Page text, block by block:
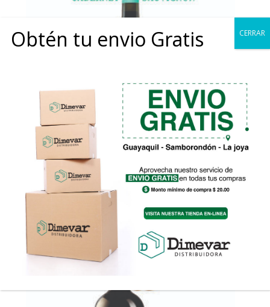
Tinto Cabernet Sauvignon Reserva – Tucumen
$14.00 - $71.40Rango
precios:
$14.00
hasta
Obtén tu envio Gratis CERRAR